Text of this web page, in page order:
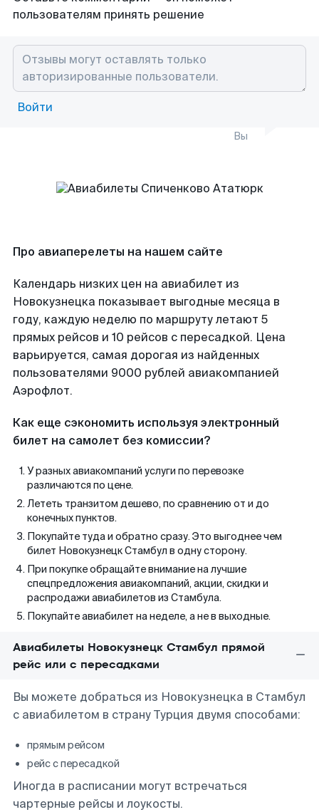
пользователям принять решение
Войти
Вы
Про авиаперелеты на нашем сайте
Календарь низких цен на авиабилет из
Новокузнецка показывает выгодные месяца в
году, каждую неделю по маршруту летают 5
прямых рейсов и 10 рейсов с пересадкой. Цена
варьируется, самая дорогая из найденных
пользователями 9000 рублей авиакомпанией
Аэрофлот.
Как еще сэкономить используя электронный
билет на самолет без комиссии?
У разных авиакомпаний услуги по перевозке
различаются по цене.
Лететь транзитом дешево, по сравнению от и до
конечных пунктов.
Покупайте туда и обратно сразу. Это выгоднее чем
билет Новокузнецк Стамбул в одну сторону.
При покупке обращайте внимание на лучшие
спецпредложения авиакомпаний, акции, скидки и
распродажи авиабилетов из Стамбула.
Покупайте авиабилет на неделе, а не в выходные.
Авиабилеты Новокузнецк Стамбул прямой
рейс или с пересадками
Вы можете добраться из Новокузнецка в Стамбул
с авиабилетом в страну Турция двумя способами:
прямым рейсом
рейс с пересадкой
Иногда в расписании могут встречаться
чартерные рейсы и лоукосты.